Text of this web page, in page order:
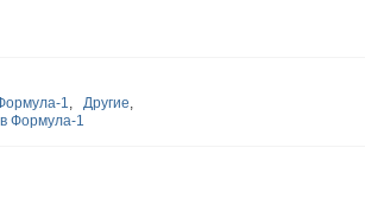
1, Другие,
Формула-1